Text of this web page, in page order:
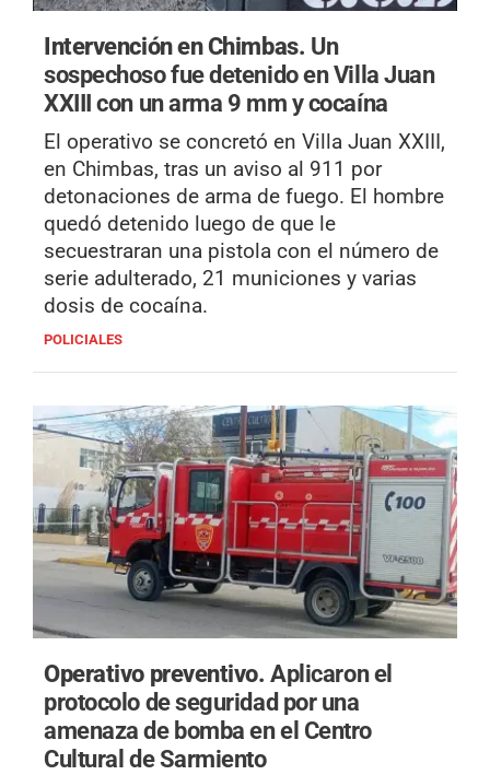
Intervención en Chimbas. Un
sospechoso fue detenido en Villa Juan
XXIII con un arma 9 mm y cocaína
El operativo se concretó en Villa Juan XXIII,
en Chimbas, tras un aviso al 911 por
detonaciones de arma de fuego. El hombre
quedó detenido luego de que le
secuestraran una pistola con el número de
serie adulterado, 21 municiones y varias
dosis de cocaína.
POLICIALES
Operativo preventivo.Aplicaron el
protocolo de seguridad por una
amenaza de bomba en el Centro
Cultural de Sarmiento